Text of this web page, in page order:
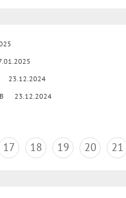
23.12.2024
23.12.2024
17 18 19 20 21